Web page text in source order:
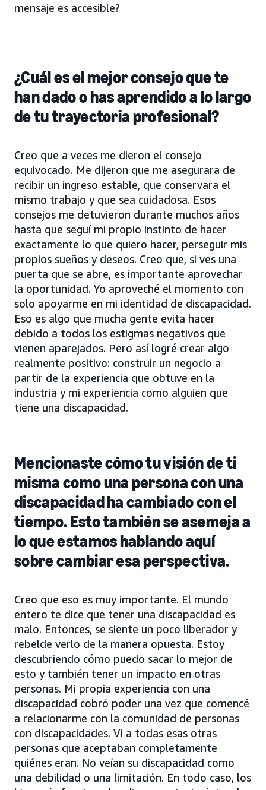
mensaje es accesible?
¿Cuál es el mejor consejo que te
han dado o has aprendido a lo largo
de tu trayectoria profesional?
Creo que a veces me dieron el consejo
equivocado. Me dijeron que me asegurara de
recibir un ingreso estable, que conservara el
mismo trabajo y que sea cuidadosa. Esos
consejos me detuvieron durante muchos años
hasta que seguí mi propio instinto de hacer
exactamente lo que quiero hacer, perseguir mis
propios sueños y deseos. Creo que, si ves una
puerta que se abre, es importante aprovechar
la oportunidad. Yo aproveché el momento con
solo apoyarme en mi identidad de discapacidad.
Eso es algo que mucha gente evita hacer
debido a todos los estigmas negativos que
vienen aparejados. Pero así logré crear algo
realmente positivo: construir un negocio a
partir de la experiencia que obtuve en la
industria y mi experiencia como alguien que
tiene una discapacidad.
Mencionaste cómo tu visión de ti
misma como una persona con una
discapacidad ha cambiado con el
tiempo. Esto también se asemeja a
lo que estamos hablando aquí
sobre cambiar esa perspectiva.
Creo que eso es muy importante. El mundo
entero te dice que tener una discapacidad es
malo. Entonces, se siente un poco liberador y
rebelde verlo de la manera opuesta. Estoy
descubriendo cómo puedo sacar lo mejor de
esto y también tener un impacto en otras
personas. Mi propia experiencia con una
discapacidad cobró poder una vez que comencé
a relacionarme con la comunidad de personas
con discapacidades. Vi a todas esas otras
personas que aceptaban completamente
quiénes eran. No veían su discapacidad como
una debilidad o una limitación. En todo caso, los